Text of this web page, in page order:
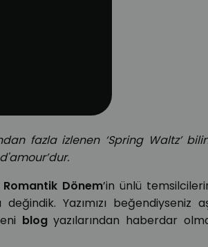
fazla izlenen ‘Spring Waltz’
Romantik Dönem’in ünlü
değindik. Yazımızı beğendiyseniz
blogyazılarından haberdar